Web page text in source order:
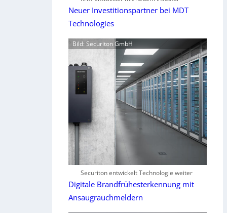
Neuer Investitionspartner bei MDT
Technologies
Bild: Securiton GmbH
Securiton entwickelt Technologie weiter
Digitale Brandfrühesterkennung mit
Ansaugrauchmeldern